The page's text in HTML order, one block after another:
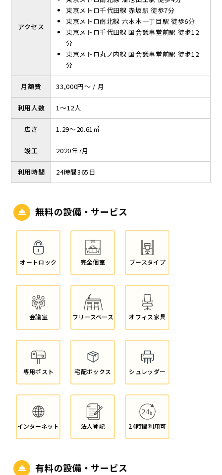
アクセス
東京メトロ千代田線 赤坂駅 徒歩7分
東京メトロ南北線 六本木一丁目駅 徒歩6分
東京メトロ千代田線 国会議事堂前駅 徒歩12
分
東京メトロ丸ノ内線 国会議事堂前駅 徒歩12
分
月額費 33,000円～ / 月
利用人数 1～12人
広さ 1.29～20.61㎡
竣工 2020年7月
利用時間 24時間365日
無料の設備・サービス
オートロック 完全個室 ブースタイプ
会議室 フリースペース オフィス家具
専用ポスト 宅配ボックス シュレッダー
インターネット 法人登記 24時間利用可
有料の設備・サービス